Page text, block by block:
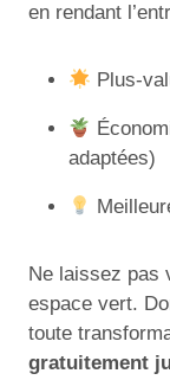
en rendant
Plus-
adaptées)
Ne laissez pas
espace vert.
toute
gratuitement